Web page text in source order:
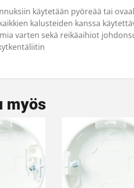
käytetään pyöreää tai
kalusteiden kanssa
varten sekä reikäaihiot
myös